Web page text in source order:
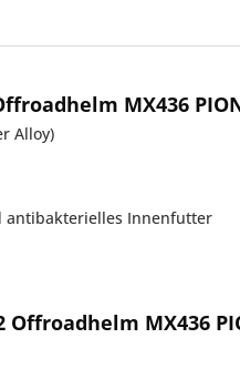
MX436
Alloy)
antibakterielles Innenfutter
MX436